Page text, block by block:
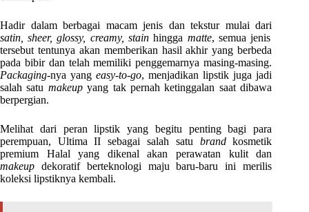
Hadir dalam berbagai macam jenis dan tekstur mulai dari
satin, sheer, glossy, creamy, stain hingga matte, semua jenis
tersebut tentunya akan memberikan hasil akhir yang berbeda
pada bibir dan telah memiliki penggemarnya masing-masing.
Packaging-nya yangeasy-to-go, menjadikan lipstik juga jadi
salah satu makeupyang tak pernah ketinggalan saat dibawa
berpergian.
Melihat dari peran lipstik yang begitu penting bagi para
perempuan, Ultima II sebagai salah satu brandkosmetik
premium Halal yang dikenal akan perawatan kulit dan
makeup dekoratif berteknologi maju baru-baru ini merilis
koleksi lipstiknya kembali.